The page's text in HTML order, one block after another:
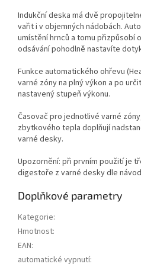
Indukční deska má dvě
vařit i v objemných nádobách.
umístění hrnců a tomu přizpůsobí
odsávání pohodlně nastavíte
Funkce automatického ohřevu
varné zóny na plný výkon a po
nastavený stupeň výkonu.
Časovač pro jednotlivé varné
zbytkového tepla doplňují
varné desky.
Upozornění: při prvním použití je
digestoře z varné desky dle
Doplňkové parametry
Kategorie:
Hmotnost:
EAN:
automatické vypnutí: